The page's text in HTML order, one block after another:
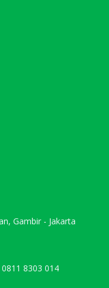
Gambir - Jakarta
8303 014